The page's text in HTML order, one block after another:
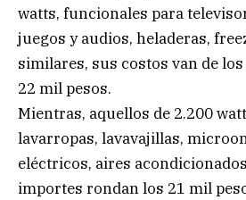
watts, funcionales para
juegos y audios, heladeras,
similares, sus costos van de
22 mil pesos.
Mientras, aquellos de 2.200
lavarropas, lavavajillas,
eléctricos, aires
importes rondan los 21 mil